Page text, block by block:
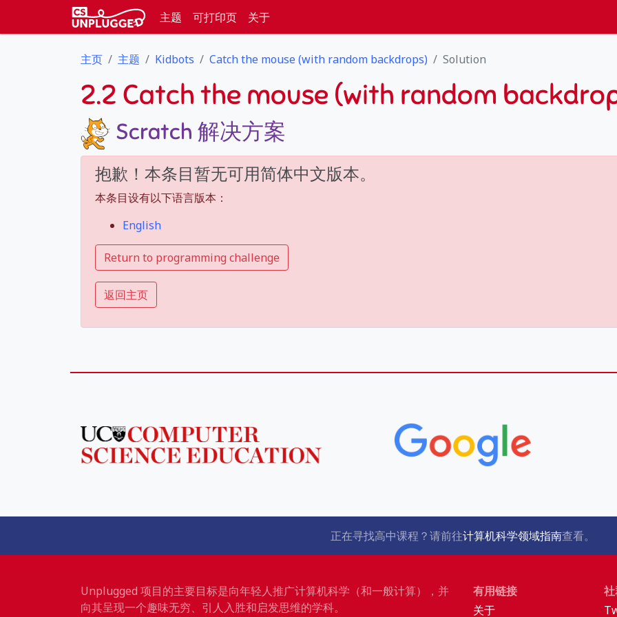
主题 可打印页 关于
主页 主题 Kidbots Catch the mouse (with random backdrops) Solution
2.2 Catch the mouse (with random
Scratch 解决方案
抱歉！本条目暂无可用简体中文版本。
本条目设有以下语言版本：
English
Return to programming challenge
返回主页
正在寻找高中课程？请前往计算机科学领域指南查看。
Unplugged 项目的主要目标是向年轻人推广计算机科学（和一般计算），并
向其呈现一个趣味无穷、引人入胜和启发思维的学科。
有用链接
关于